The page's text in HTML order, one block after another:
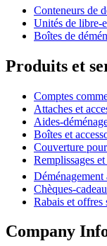
Conteneurs de
Unités de libre-
Boîtes de
Produits et
Comptes
Attaches et
Aides-
Boîtes et
Couverture
Remplissages
Déménagement
Chèques-
Rabais et offres
Company